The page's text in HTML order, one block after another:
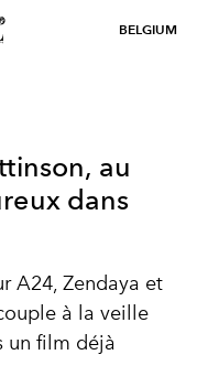
BELGIUM
au
dans
A24, Zendaya et
à la veille
un film déjà